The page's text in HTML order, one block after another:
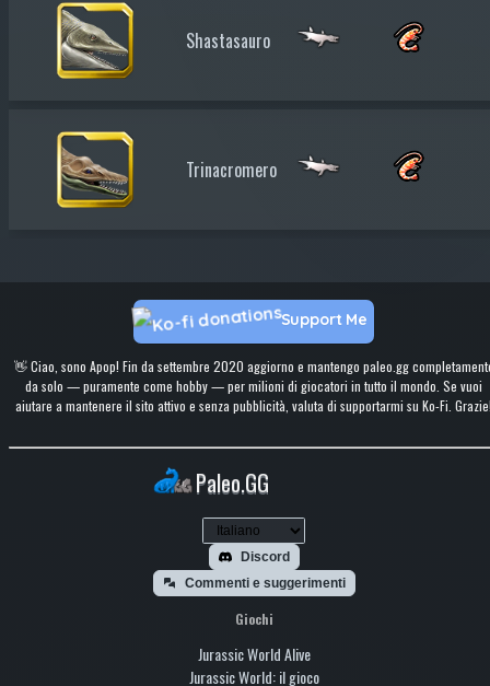
Shastasauro
Trinacromero
👋 Ciao, sono Apop! Fin da settembre 2020 aggiorno e mantengo paleo.gg
da solo — puramente come hobby — per milioni di giocatori in tutto il mondo. Se vuoi
aiutare a mantenere il sito attivo e senza pubblicità, valuta di supportarmi su Ko-Fi.
Support Me
Paleo.GG
Discord
Commenti e suggerimenti
Giochi
Jurassic World Alive
Jurassic World: il gioco